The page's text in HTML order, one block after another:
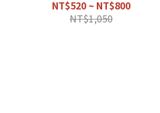
NT$520 ~ NT$800
NT$1,050